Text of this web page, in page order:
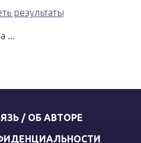
результаты
...
/ ОБ АВТОРЕ